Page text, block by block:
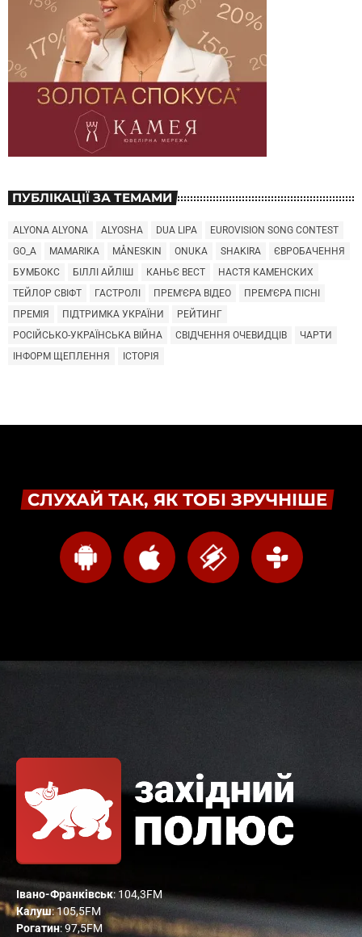
ПУБЛІКАЦІЇ ЗА ТЕМАМИ
ALYONA ALYONA ALYOSHA DUA LIPA
EUROVISION SONG CONTEST
GO_A
MAMARIKA MÅNESKIN ONUKA SHAKIRA
ЄВРОБАЧЕННЯ
БУМБОКС
БІЛЛІ АЙЛІШ КАНЬЄ ВЕСТ
НАСТЯ КАМЕНСКИХ
ТЕЙЛОР СВІФТ
ГАСТРОЛІ ПРЕМ'ЄРА ВІДЕО
ПРЕМ'ЄРА ПІСНІ
ПРЕМІЯ
ПІДТРИМКА УКРАЇНИ
РЕЙТИНГ
РОСІЙСЬКО-УКРАЇНСЬКА ВІЙНА
СВІДЧЕННЯ ОЧЕВИДЦІВ
ЧАРТИ
ІНФОРМ ЩЕПЛЕННЯ
ІСТОРІЯ
СЛУХАЙ ТАК, ЯК ТОБІ ЗРУЧНІШЕ
Івано-Франківськ: 104,3FM
Калуш: 105,5FM
Рогатин: 97,5FM